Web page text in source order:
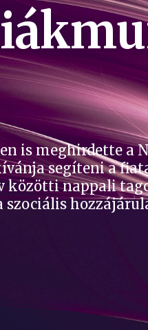
is meghirdette a
segíteni a
közötti nappali